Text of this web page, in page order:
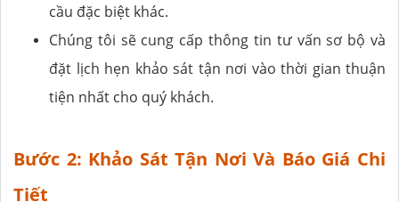
cầu đặc biệt khác.
Chúng tôi sẽ cung cấp thông tin tư vấn sơ bộ và
đặt lịch hẹn khảo sát tận nơi vào thời gian thuận
tiện nhất cho quý khách.
Bước 2: Khảo Sát Tận Nơi Và Báo Giá Chi
Tiết